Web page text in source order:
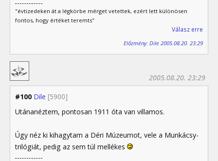
"évtizedeken át a légkörbe mérget vetettek, ezért lett különösen
fontos, hogy értéket teremts"
Válasz erre
Előzmény: Dile 2005.08.20. 23:29
#100 Dile [5900]
2005.08.20. 23:29
Utánanéztem, pontosan 1911 óta van villamos.
Úgy néz ki kihagytam a Déri Múzeumot, vele a Munkácsy-
trilógiát, pedig az sem túl mellékes